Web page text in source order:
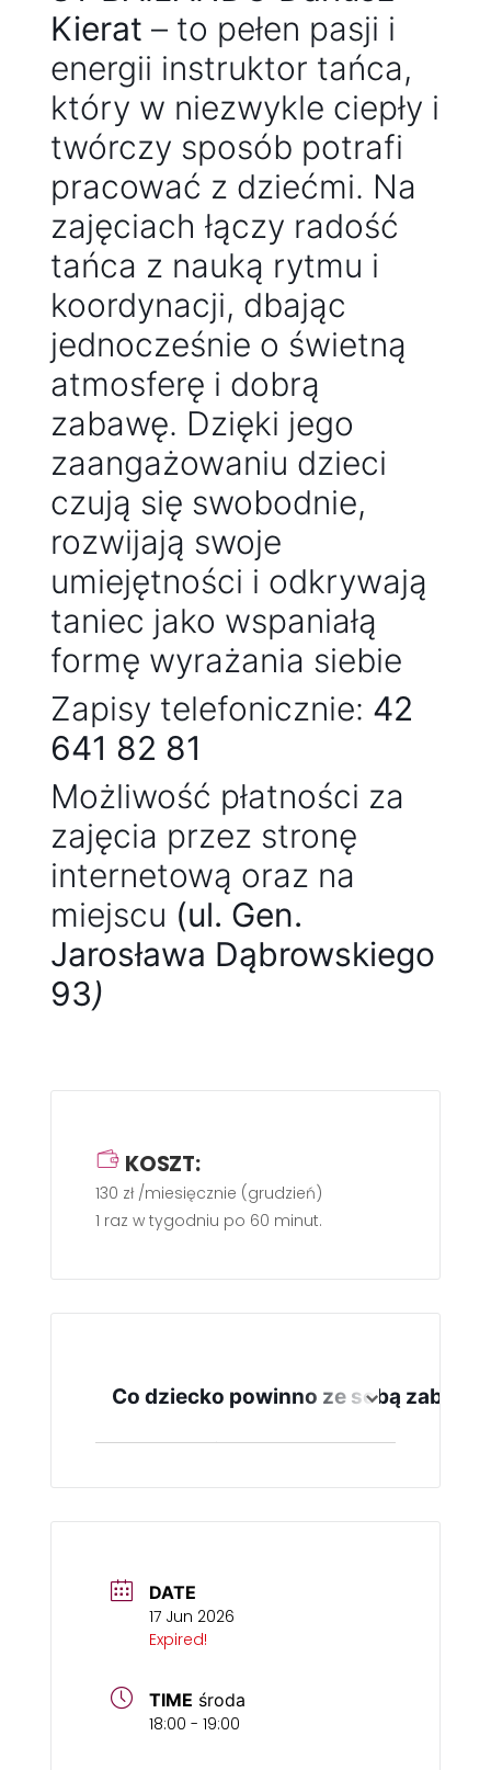
Kierat – to pełen pasji i
energii instruktor tańca,
który w niezwykle ciepły i
twórczy sposób potrafi
pracować z dziećmi. Na
zajęciach łączy radość
tańca z nauką rytmu i
koordynacji, dbając
jednocześnie o świetną
atmosferę i dobrą
zabawę. Dzięki jego
zaangażowaniu dzieci
czują się swobodnie,
rozwijają swoje
umiejętności i odkrywają
taniec jako wspaniałą
formę wyrażania siebie
Zapisy telefonicznie: 42
641 82 81
Możliwość płatności za
zajęcia przez stronę
internetową oraz na
miejscu (ul. Gen.
Jarosława Dąbrowskiego
93)
KOSZT:
130 zł /miesięcznie (grudzień)
1 raz w tygodniu po 60 minut.
Co dziecko powinno ze sobą zabrać?
Wygodny strój, wygodne buty na
wody
DATE
17 Jun 2026
Expired!
TIME środa
18:00 - 19:00